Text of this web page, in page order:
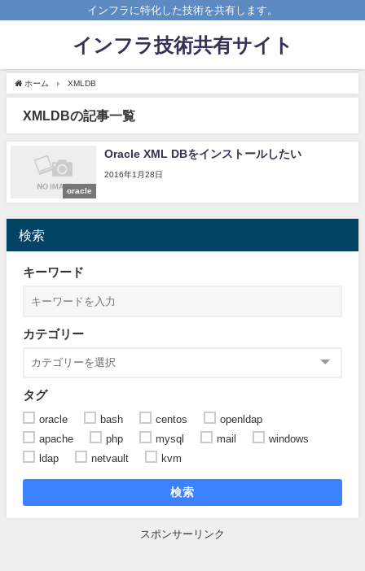
インフラに特化した技術を共有します。
インフラ技術共有サイト
ホーム XMLDB
XMLDBの記事一覧
oracle
Oracle XML DBをインストールしたい
2016年1月28日
検索
キーワード
カテゴリー
タグ
oracle bash centos
openldap
apache
php mysql mail
windows
ldap
netvault kvm
検索
スポンサーリンク